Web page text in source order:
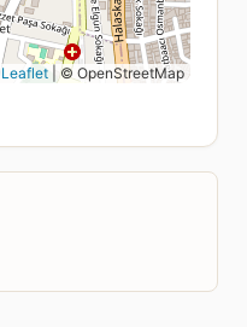
Leaflet © OpenStreetMap